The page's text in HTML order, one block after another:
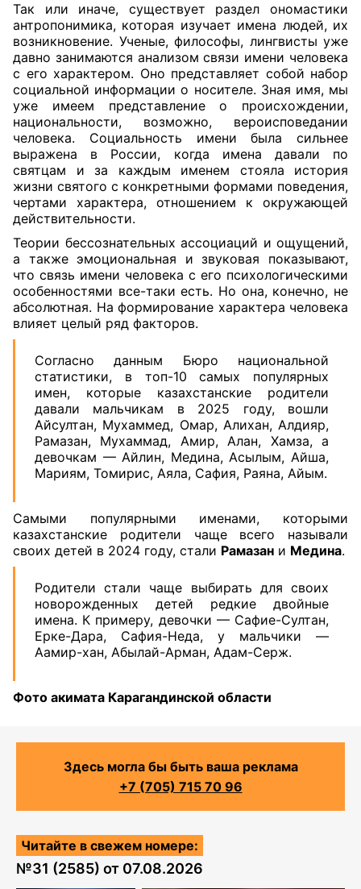
Так или иначе, существует раздел ономастики
антропонимика, которая изучает имена людей, их
возникновение. Ученые, философы, лингвисты уже
давно занимаются анализом связи имени человека
с его характером. Оно представляет собой набор
социальной информации о носителе. Зная имя, мы
уже имеем представление о происхождении,
национальности, возможно, вероисповедании
человека. Социальность имени была сильнее
выражена в России, когда имена давали по
святцам и за каждым именем стояла история
жизни святого с конкретными формами поведения,
чертами характера, отношением к окружающей
действительности.
Теории бессознательных ассоциаций и ощущений,
а также эмоциональная и звуковая показывают,
что связь имени человека с его психологическими
особенностями все-таки есть. Но она, конечно, не
абсолютная. На формирование характера человека
влияет целый ряд факторов.
Согласно данным Бюро национальной
статистики, в топ-10 самых популярных
имен, которые казахстанские родители
давали мальчикам в 2025 году, вошли
Айсултан, Мухаммед, Омар, Алихан, Алдияр,
Рамазан, Мухаммад, Амир, Алан, Хамза, а
девочкам — Айлин, Медина, Асылым, Айша,
Мариям, Томирис, Аяла, Сафия, Раяна, Айым.
Самыми популярными именами, которыми
казахстанские родители чаще всего называли
своих детей в 2024 году, стали Рамазан и Медина.
Родители стали чаще выбирать для своих
новорожденных детей редкие двойные
имена. К примеру, девочки — Сафие-Султан,
Ерке-Дара, Сафия-Неда, у мальчики —
Аамир-хан, Абылай-Арман, Адам-Серж.
Фото акимата Карагандинской области
Здесь могла бы быть ваша реклама
+7 (705) 715 70 96
Читайте в свежем номере:
№31 (2585) от 07.08.2026